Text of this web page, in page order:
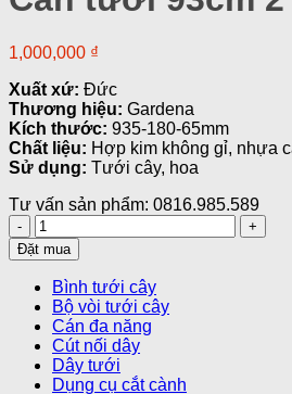
1,000,000 ₫
Xuất xứ: Đức
Thương hiệu: Gardena
Kích thước: 935-180-65mm
Chất liệu: Hợp kim không gỉ, nhựa
Sử dụng: Tưới cây, hoa
Tư vấn sản phẩm: 0816.985.589
Cần
tưới
93cm
2
chế
độ
Gardena
18335-
20
Đặt mua
Bình tưới cây
Bộ vòi tưới cây
Cán đa năng
Cút nối dây
Dây tưới
Dụng cụ cắt cành